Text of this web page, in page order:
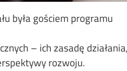
była gościem programu
– ich zasadę działania,
rozwoju.